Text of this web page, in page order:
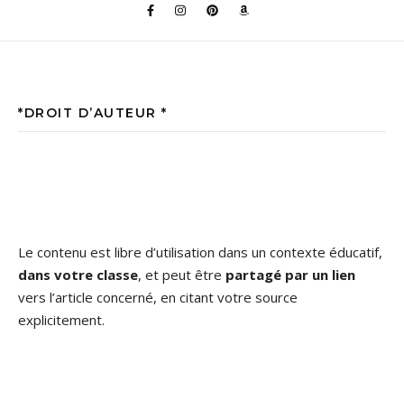
*DROIT D’AUTEUR *
Le contenu est libre d’utilisation dans un contexte éducatif,
dans votre classe, et peut être partagé par un lien
vers l’article concerné, en citant votre source
explicitement.